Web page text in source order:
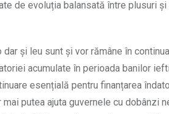
de evoluția balansată între plusuri și
și leu sunt și vor rămâne în
acumulate în perioada banilor
esențială pentru finanțarea
putea ajuta guvernele cu dobânzi